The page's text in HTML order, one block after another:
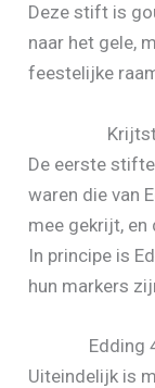
Deze stift is
naar het gele,
feestelijke
De eerste
waren die van
mee gekrijt, en
In principe is
hun markers
Edding
Uiteindelijk is